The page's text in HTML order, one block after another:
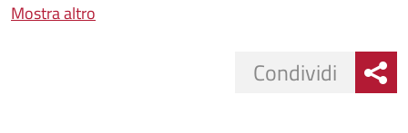
Mostra altro
Condividi